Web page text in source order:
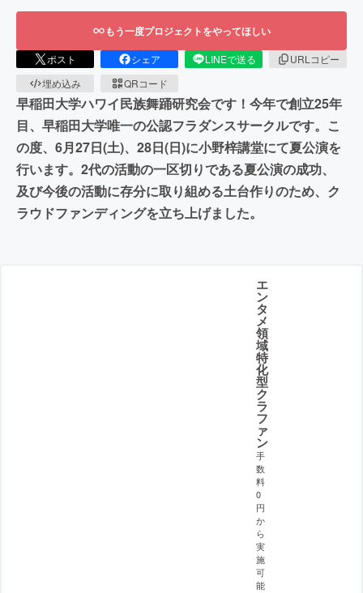
もう一度プロジェクトをやってほしい
ポスト シェア LINEで送る
URLコピー
埋め込み
QRコード
早稲田大学ハワイ民族舞踊研究会です！今年で創立25年
目、早稲田大学唯一の公認フラダンスサークルです。こ
の度、6月27日(土)、28日(日)に小野梓講堂にて夏公演を
行います。2代の活動の一区切りである夏公演の成功、
及び今後の活動に存分に取り組める土台作りのため、ク
ラウドファンディングを立ち上げました。
エ
ン
タ
メ
領
域
特
化
型
ク
ラ
フ
ァ
ン
手
数
料
0
円
か
ら
実
施
可
能